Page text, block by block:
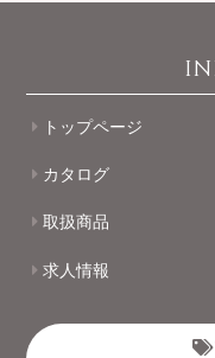
トップページ
カタログ
取扱商品
求人情報